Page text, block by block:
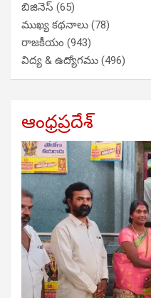
బిజినెస్ (65)
ముఖ్య కథనాలు (78)
రాజకీయం (943)
విద్య & ఉద్యోగము (496)
ఆంధ్రప్రదేశ్